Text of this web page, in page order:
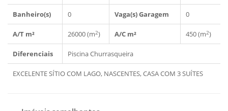
Banheiro(s) 0 Vaga(s) Garagem 0
A/T m² 26000 (m2) A/C m² 450 (m2)
Diferenciais PiscinaChurrasqueira
EXCELENTE SÍTIO COM LAGO, NASCENTES, CASA COM 3 SUÍTES